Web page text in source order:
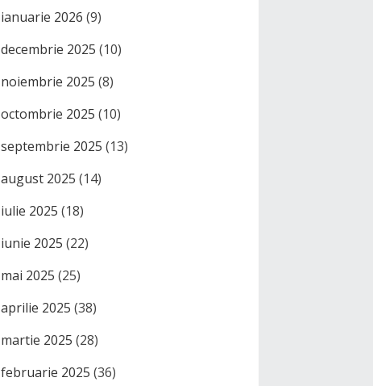
ianuarie 2026 (9)
decembrie 2025 (10)
noiembrie 2025 (8)
octombrie 2025 (10)
septembrie 2025 (13)
august 2025 (14)
iulie 2025 (18)
iunie 2025 (22)
mai 2025 (25)
aprilie 2025 (38)
martie 2025 (28)
februarie 2025 (36)